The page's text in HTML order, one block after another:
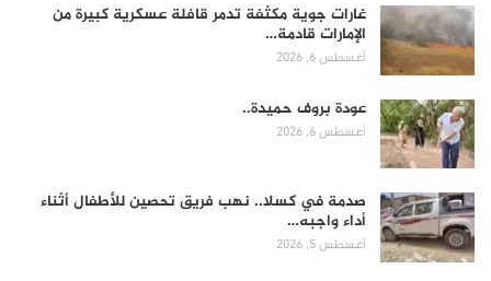
غارات جوية مكثفة تدمر قافلة عسكرية كبيرة من
الإمارات قادمة…
أغسطس 6, 2026
عودة بروف حميدة..
أغسطس 6, 2026
صدمة في كسلا.. نهب فريق تحصين للأطفال أثناء
أداء واجبه…
أغسطس 5, 2026